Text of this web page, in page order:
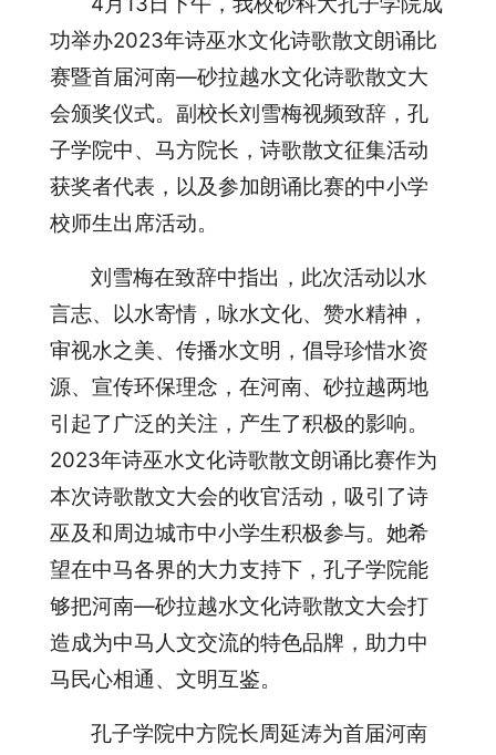
功举办2023年诗巫水文化诗歌散文朗诵比
赛暨首届河南—砂拉越水文化诗歌散文大
会颁奖仪式。副校长刘雪梅视频致辞，孔
子学院中、马方院长，诗歌散文征集活动
获奖者代表，以及参加朗诵比赛的中小学
校师生出席活动。
刘雪梅在致辞中指出，此次活动以水
言志、以水寄情，咏水文化、赞水精神，
审视水之美、传播水文明，倡导珍惜水资
源、宣传环保理念，在河南、砂拉越两地
引起了广泛的关注，产生了积极的影响。
2023年诗巫水文化诗歌散文朗诵比赛作为
本次诗歌散文大会的收官活动，吸引了诗
巫及和周边城市中小学生积极参与。她希
望在中马各界的大力支持下，孔子学院能
够把河南—砂拉越水文化诗歌散文大会打
造成为中马人文交流的特色品牌，助力中
马民心相通、文明互鉴。
孔子学院中方院长周延涛为首届河南